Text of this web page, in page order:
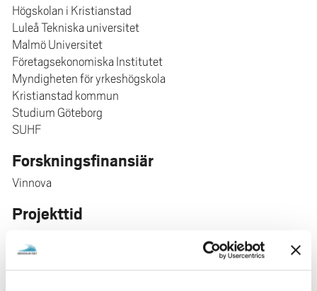
Högskolan i Kristianstad
Luleå Tekniska universitet
Malmö Universitet
Företagsekonomiska Institutet
Myndigheten för yrkeshögskola
Kristianstad kommun
Studium Göteborg
SUHF
Forskningsfinansiär
Vinnova
Projekttid
Samverkanspartner expand_more